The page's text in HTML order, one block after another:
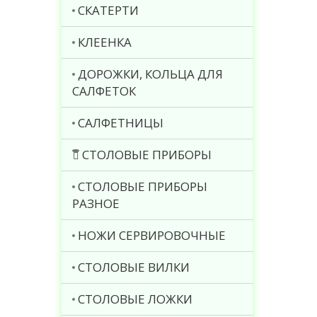
СКАТЕРТИ
КЛЕЕНКА
ДОРОЖКИ, КОЛЬЦА ДЛЯ
САЛФЕТОК
САЛФЕТНИЦЫ
СТОЛОВЫЕ ПРИБОРЫ
СТОЛОВЫЕ ПРИБОРЫ
РАЗНОЕ
НОЖИ СЕРВИРОВОЧНЫЕ
СТОЛОВЫЕ ВИЛКИ
СТОЛОВЫЕ ЛОЖКИ